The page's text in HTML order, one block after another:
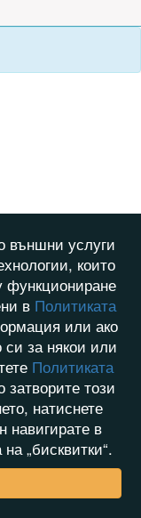
външни услуги
които
функциониране
в Политиката
или ако
си за някои или
Политиката
затворите този
натиснете
навигирате в
„бисквитки“.